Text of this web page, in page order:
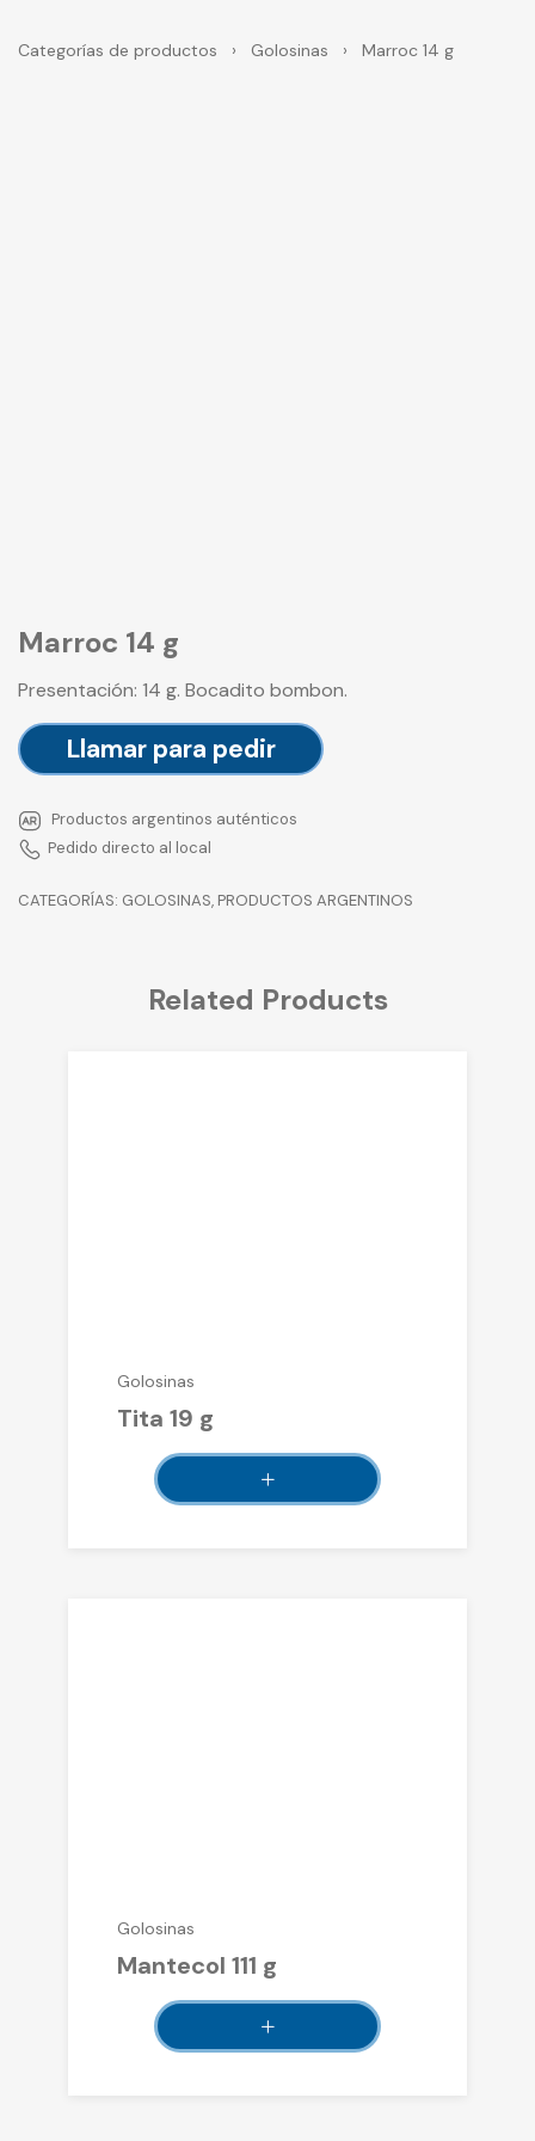
Categorías de productos › Golosinas › Marroc 14 g
Marroc 14 g
Presentación: 14 g. Bocadito bombon.
Llamar para pedir
Productos argentinos auténticos
Pedido directo al local
CATEGORÍAS: GOLOSINAS, PRODUCTOS ARGENTINOS
Related Products
Golosinas
Tita 19 g
Golosinas
Mantecol 111 g